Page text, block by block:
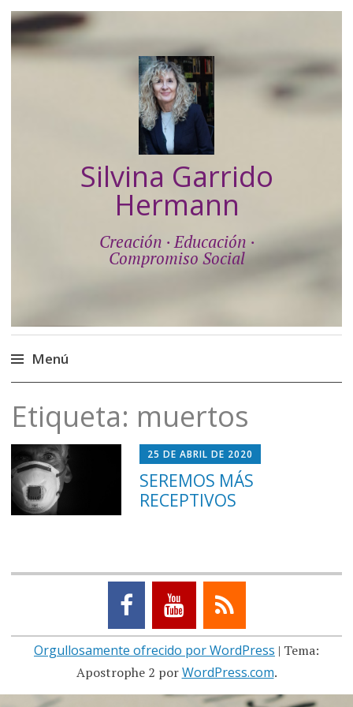
Silvina Garrido
Hermann
Creación · Educación ·
Compromiso Social
Menú
al
contenido
Etiqueta: muertos
25 DE ABRIL DE 2020
SEREMOS MÁS
RECEPTIVOS
Orgullosamente ofrecido por WordPress | Tema:
Apostrophe 2 porWordPress.com.